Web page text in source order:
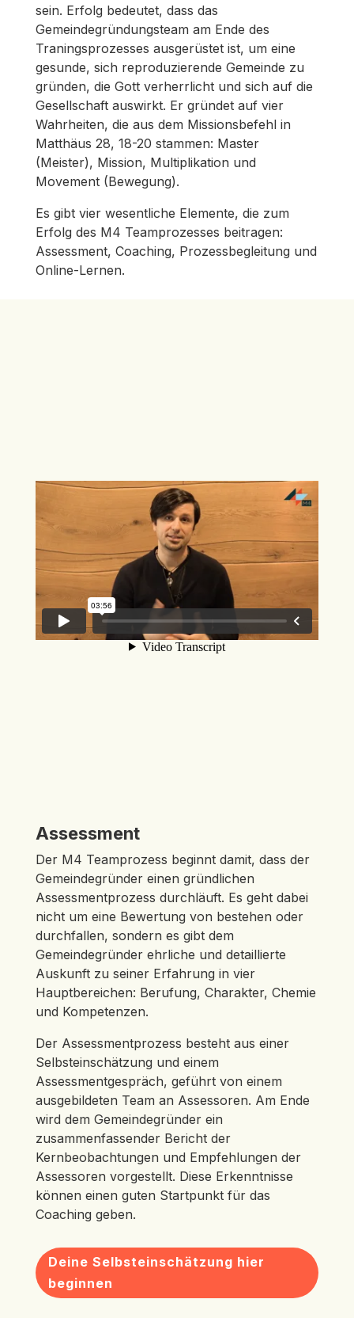
sein. Erfolg bedeutet, dass das
Gemeindegründungsteam am Ende des
Traningsprozesses ausgerüstet ist, um eine
gesunde, sich reproduzierende Gemeinde zu
gründen, die Gott verherrlicht und sich auf die
Gesellschaft auswirkt. Er gründet auf vier
Wahrheiten, die aus dem Missionsbefehl in
Matthäus 28, 18-20 stammen: Master
(Meister), Mission, Multiplikation und
Movement (Bewegung).
Es gibt vier wesentliche Elemente, die zum
Erfolg des M4 Teamprozesses beitragen:
Assessment, Coaching, Prozessbegleitung und
Online-Lernen.
Assessment
Der M4 Teamprozess beginnt damit, dass der
Gemeindegründer einen gründlichen
Assessmentprozess durchläuft. Es geht dabei
nicht um eine Bewertung von bestehen oder
durchfallen, sondern es gibt dem
Gemeindegründer ehrliche und detaillierte
Auskunft zu seiner Erfahrung in vier
Hauptbereichen: Berufung, Charakter, Chemie
und Kompetenzen.
Der Assessmentprozess besteht aus einer
Selbsteinschätzung und einem
Assessmentgespräch, geführt von einem
ausgebildeten Team an Assessoren. Am Ende
wird dem Gemeindegründer ein
zusammenfassender Bericht der
Kernbeobachtungen und Empfehlungen der
Assessoren vorgestellt. Diese Erkenntnisse
können einen guten Startpunkt für das
Coaching geben.
Deine Selbsteinschätzung hier
beginnen